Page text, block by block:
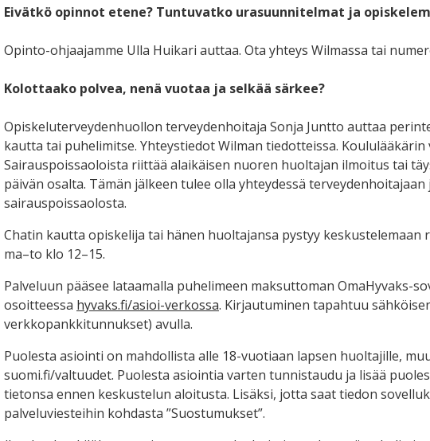
Eivätkö opinnot etene? Tuntuvatko urasuunnitelmat ja
Opinto-ohjaajamme Ulla Huikari auttaa. Ota yhteys Wilmassa tai
Kolottaako polvea, nenä vuotaa ja selkää särkee?
Opiskeluterveydenhuollon terveydenhoitaja Sonja Juntto auttaa
kautta tai puhelimitse. Yhteystiedot Wilman tiedotteissa.
Sairauspoissaoloista riittää alaikäisen nuoren huoltajan ilmoitus tai
päivän osalta. Tämän jälkeen tulee olla yhteydessä
sairauspoissaolosta.
Chatin kautta opiskelija tai hänen huoltajansa pystyy
ma–to klo 12–15.
Palveluun pääsee lataamalla puhelimeen maksuttoman OmaHyvaks-
osoitteessa hyvaks.fi/asioi-verkossa. Kirjautuminen tapahtuu
verkkopankkitunnukset) avulla.
Puolesta asiointi on mahdollista alle 18-vuotiaan lapsen huoltajille,
suomi.fi/valtuudet. Puolesta asiointia varten tunnistaudu ja lisää
tietonsa ennen keskustelun aloitusta. Lisäksi, jotta saat tiedon
palveluviesteihin kohdasta ”Suostumukset”.